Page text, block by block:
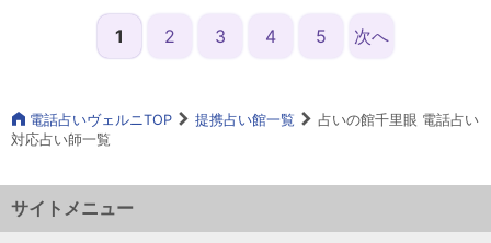
1
2 3 4 5 次へ
電話占いヴェルニTOP 提携占い館一覧
占いの館千里眼 電話占い
対応占い師一覧
サイトメニュー